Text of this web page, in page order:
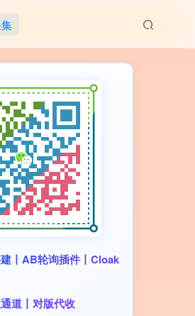
丨AB轮询插件丨Cloak
道丨对版代收